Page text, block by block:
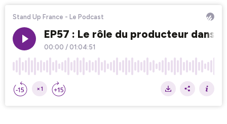
Stand Up France - Le Podcast
EP57 : Le rôle du producteur dans
00:00 / 01:04:51
×1